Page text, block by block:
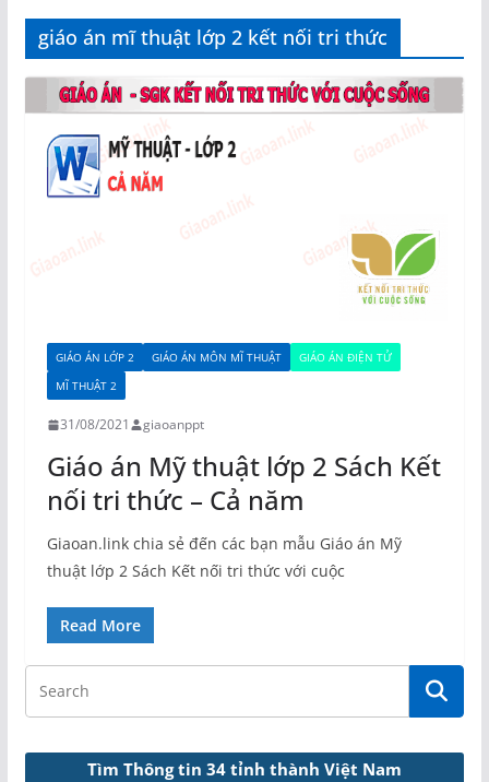
giáo án mĩ thuật lớp 2 kết nối tri thức
GIÁO ÁN LỚP 2 GIÁO ÁN MÔN MĨ THUẬT
GIÁO ÁN ĐIỆN TỬ
MĨ THUẬT 2
31/08/2021 giaoanppt
Giáo án Mỹ thuật lớp 2 Sách Kết
nối tri thức – Cả năm
Giaoan.link chia sẻ đến các bạn mẫu Giáo án Mỹ
thuật lớp 2 Sách Kết nối tri thức với cuộc
Read More
Tìm Thông tin 34 tỉnh thành Việt Nam